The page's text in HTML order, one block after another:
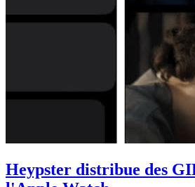
Heypster distribue des